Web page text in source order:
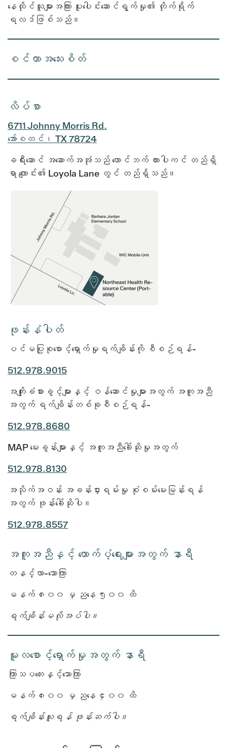
နေထိုင်သူများအကြား ပူးပေါင်းဆောင်ရွက်မှု၏ တိုက်ရိုက်
ရလဒ်ဖြစ်သည်။
စင်တာအသေးစိတ်
လိပ်စာ
6711 Johnny Morris Rd.
အော်စတင်၊ TX 78724
ခရီးဆောင် အဆောက်အအုံသည် တောင်ဘက် ကားပါကင် တည်ရှိ
ရာ ကျောင်း၏ Loyola Lane တွင် တည်ရှိသည်။
ဖုန်းနံပါတ်
ပင်မပြုစုစောင့်ရှောက်မှုရက်ချိန်းကို စီစဉ်ရန်-
512.978.9015
အကျိုးခံစားခွင့်များနှင့် ဝန်ဆောင်မှုများအတွက် အကူအညီ
အတွက် ရက်ချိန်းတစ်ခုစီစဉ်ရန်-
512.978.8680
MAP မေးခွန်းများနှင့် အကူအညီခေါ်ဆိုမှုအတွက်
512.978.8130
အသိုက်အဝန်း အခန်းငှားရမ်းမှု စုံစမ်းမေးမြန်းရန်
အတွက် ဖုန်းခေါ်ဆိုပါ။
512.978.8557
အကူအညီနှင့် ထောက်ပံ့ရေးများအတွက် နာရီ
တနင်္လာ-သောကြာ
မနက် ၈း၀၀ မှ ညနေ ၅း၀၀ ထိ
ရက်ချိန်းမလိုအပ်ပါ။
မူလစောင့်ရှောက်မှုအတွက် နာရီ
ကြာသပတေးနှင့်သောကြာ
မနက် ၈း၀၀ မှ ညနေ ၄း၀၀ ထိ
ရက်ချိန်းယူရန် ဖုန်းဆက်ပါ။